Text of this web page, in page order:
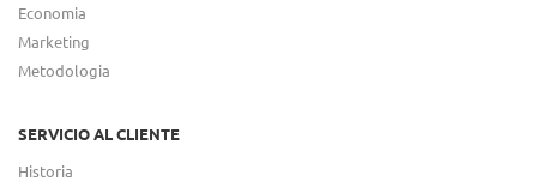
Economia
Marketing
Metodologia
SERVICIO AL CLIENTE
Historia